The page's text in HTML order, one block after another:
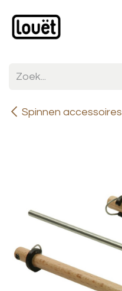
Spinnen accessoires